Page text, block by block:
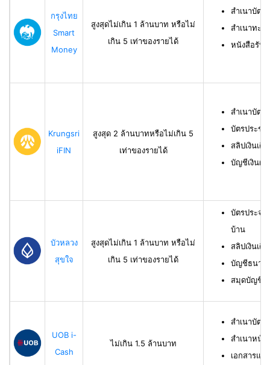
กรุงไทย
Smart
Money
สูงสุดไม่เกิน 1 ล้านบาท หรือไม่
เกิน 5 เท่าของรายได้
สำเนาบัตร
สำเนาทะเ
หนังสือรับร
Krungsri
iFIN
สูงสุด 2 ล้านบาทหรือไม่เกิน 5
เท่าของรายได้
สำเนาบัตร
บัตรประช
สลิปเงินเดื
บัญชีเงินฝา
บัวหลวง
สุขใจ
สูงสุดไม่เกิน 1 ล้านบาท หรือไม่
เกิน 5 เท่าของรายได้
บัตรประจำ
บ้าน
สลิปเงินเดื
บัญชีธนาคา
สมุดบัญชีธ
UOB i-
Cash
ไม่เกิน 1.5 ล้านบาท
สำเนาบัตร
สำเนาหน้
เอกสารแส